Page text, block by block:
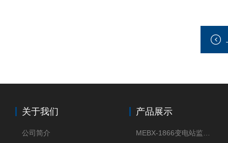
关于我们
公司简介
产品展示
MEBX-1866变电站监控信息一体化验收装置